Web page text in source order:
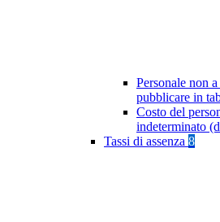
Personale non
pubblicare in
Costo del
indeterminato
Tassi di assenza 8